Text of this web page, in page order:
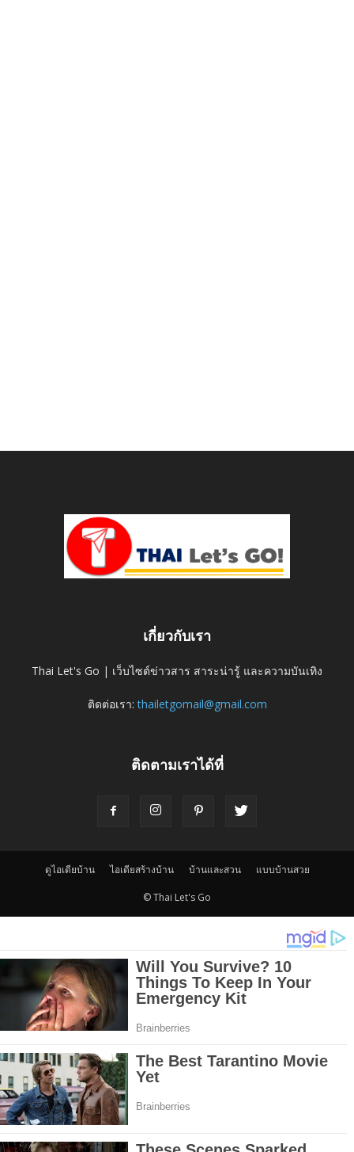
เกี่ยวกับเรา
Thai Let's Go | เว็บไซต์ข่าวสาร สาระน่ารู้ และความบันเทิง
ติดต่อเรา:thailetgomail@gmail.com
ติดตามเราได้ที่
ดูไอเดียบ้าน ไอเดียสร้างบ้าน บ้านและสวน แบบบ้านสวย
© Thai Let's Go